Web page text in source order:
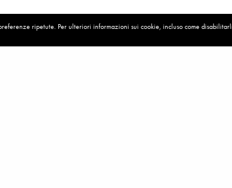
ripetute. Per ulteriori informazioni sui cookie, incluso come